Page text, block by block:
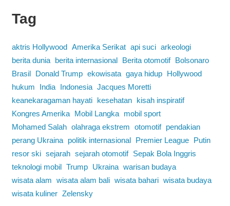
Tag
aktris Hollywood Amerika Serikat api suci arkeologi
berita dunia
berita internasional Berita otomotif
Bolsonaro
Brasil
Donald Trump ekowisata gaya hidup
Hollywood
hukum
India Indonesia Jacques Moretti
keanekaragaman hayati
kesehatan
kisah inspiratif
Kongres Amerika
Mobil Langka
mobil sport
Mohamed Salah olahraga ekstrem otomotif
pendakian
perang Ukraina
politik internasional Premier League
Putin
resor ski sejarah sejarah otomotif
Sepak Bola Inggris
teknologi mobil Trump Ukraina warisan budaya
wisata alam wisata alam bali wisata bahari wisata budaya
wisata kuliner Zelensky